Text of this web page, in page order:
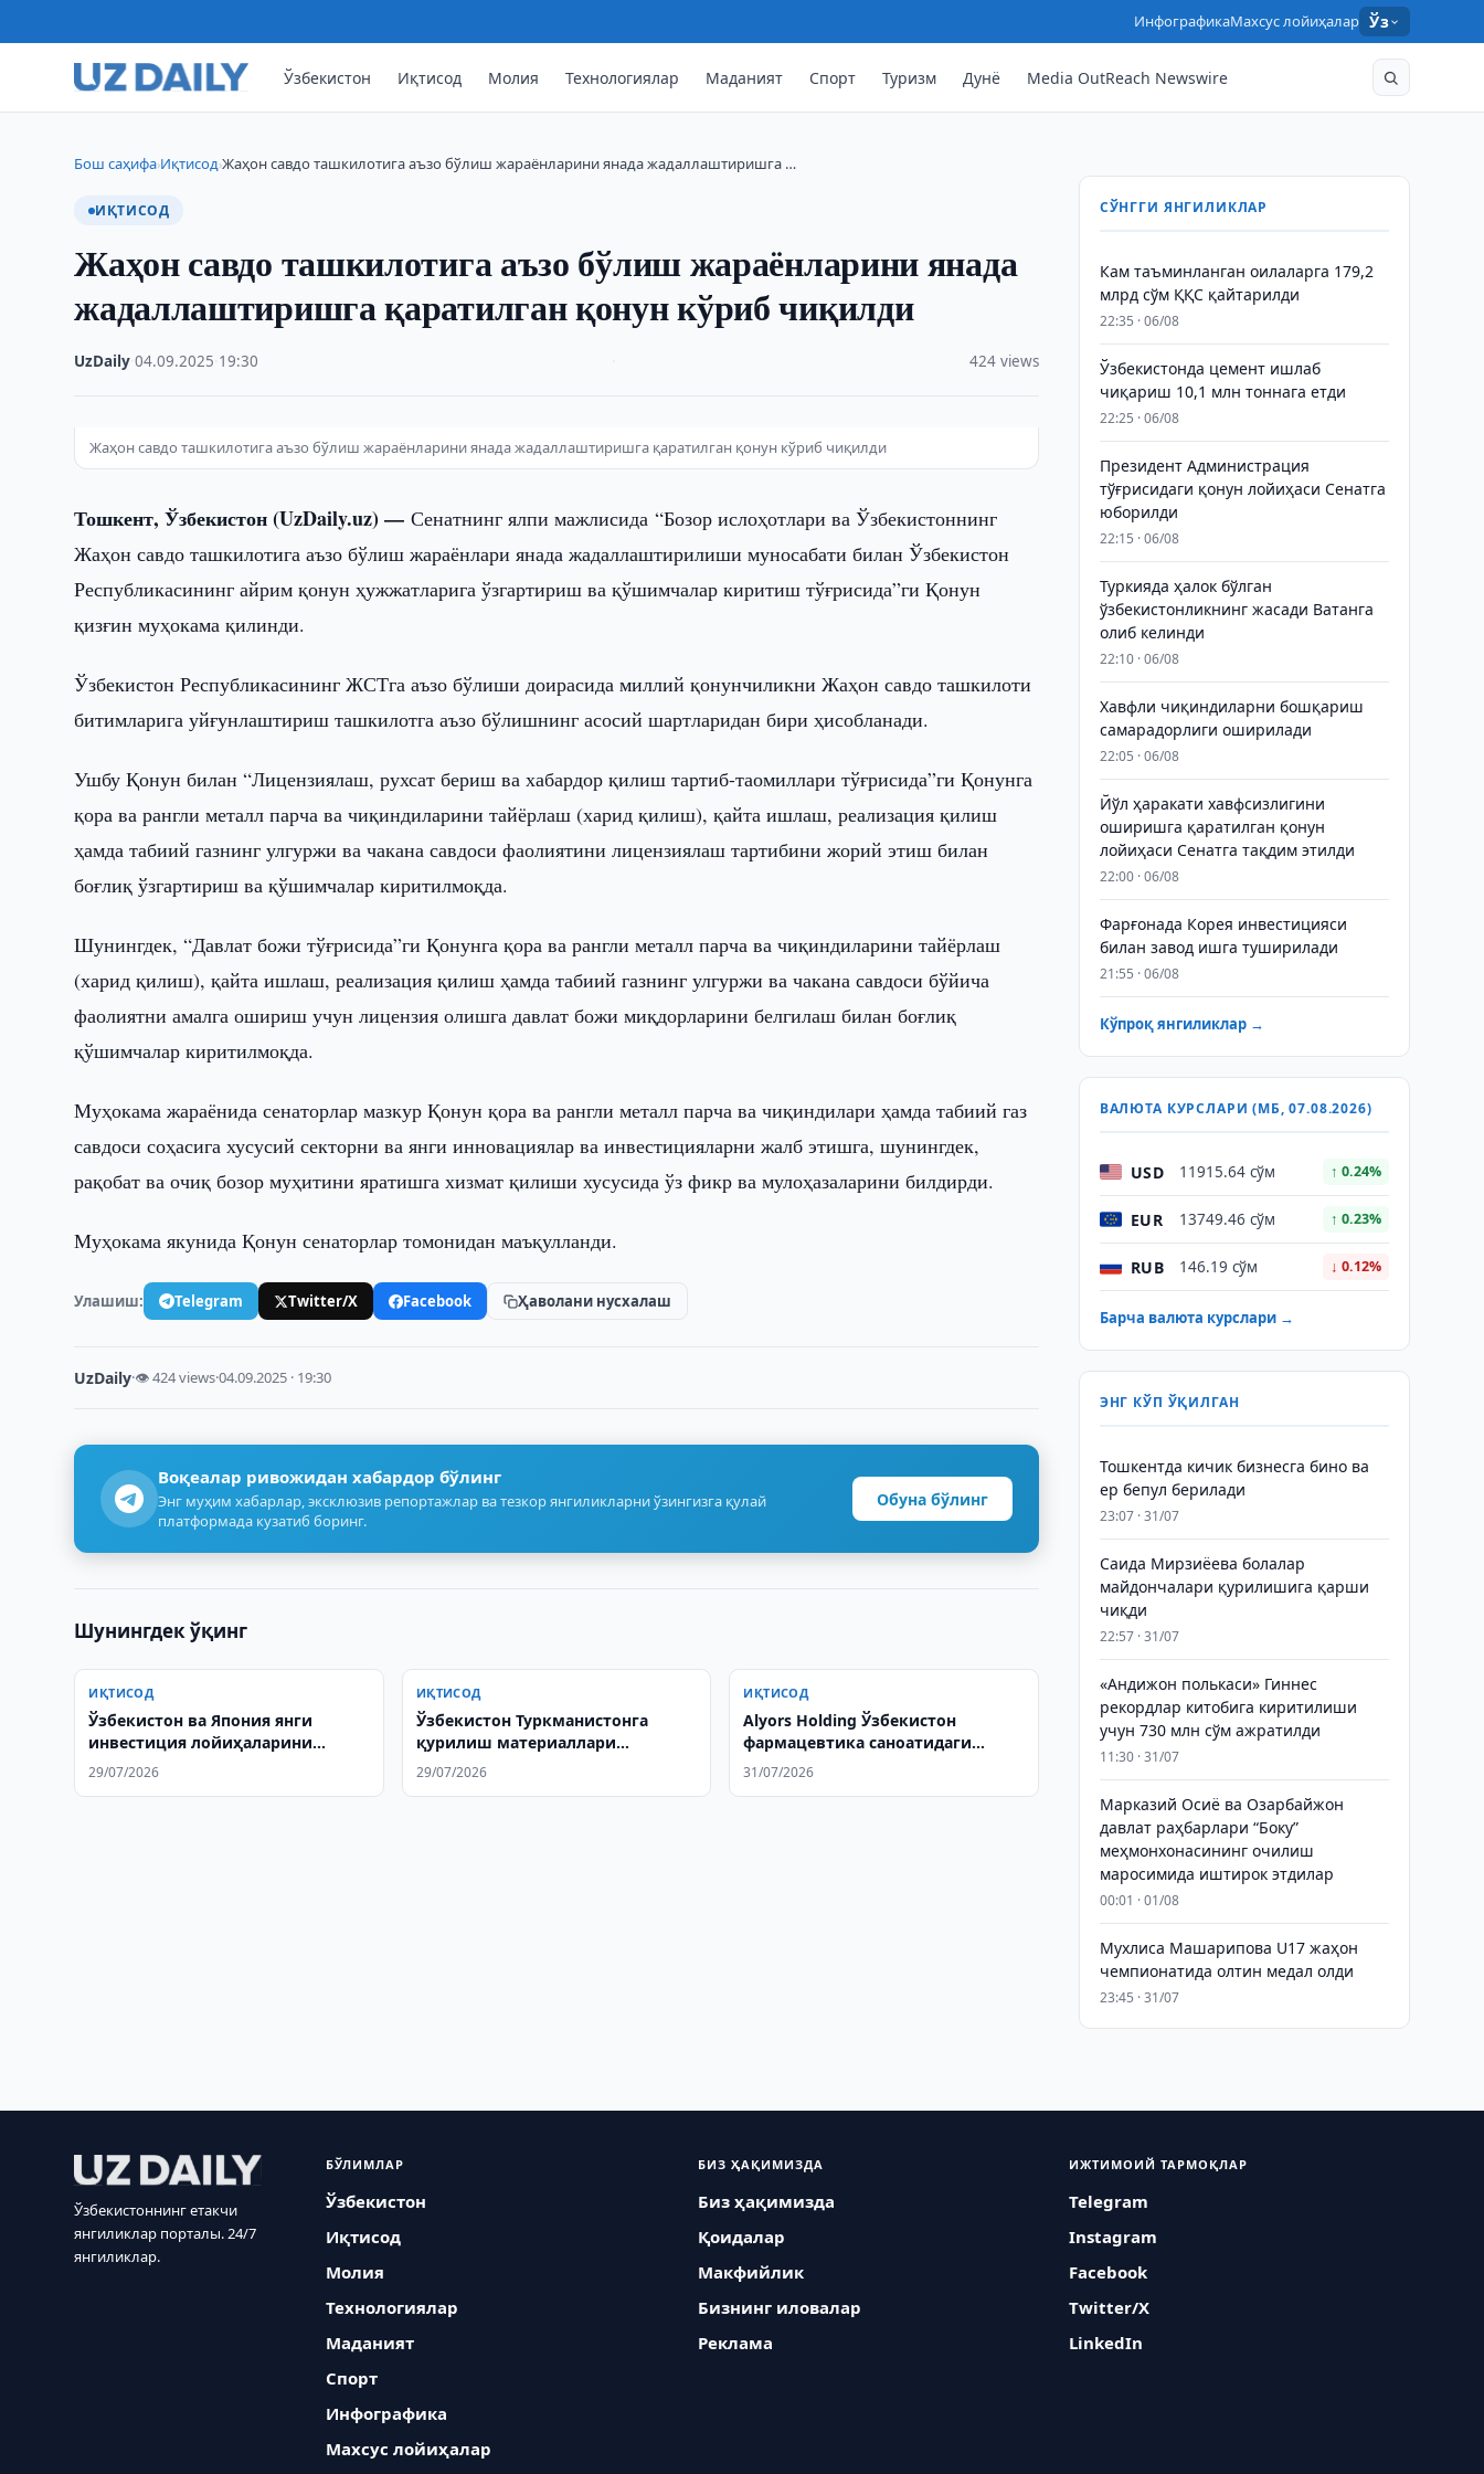
ИнфографикаМахсус лойиҳалар Ўз
Ўзбекистон Иқтисод Молия Технологиялар Маданият Спорт Туризм Дунё Media OutReach Newswire
Бош саҳифа›Иқтисод›Жаҳон савдо ташкилотига аъзо бўлиш жараёнларини янада жадаллаштиришга …
ИҚТИСОД
Жаҳон савдо ташкилотига аъзо бўлиш жараёнларини янада
жадаллаштиришга қаратилган қонун кўриб чиқилди
UzDaily ·04.09.2025 19:30 424 views
Жаҳон савдо ташкилотига аъзо бўлиш жараёнларини янада жадаллаштиришга қаратилган қонун кўриб чиқилди
Тошкент, Ўзбекистон (UzDaily.uz) —Сенатнинг ялпи мажлисида “Бозор ислоҳотлари ва Ўзбекистоннинг
Жаҳон савдо ташкилотига аъзо бўлиш жараёнлари янада жадаллаштирилиши муносабати билан Ўзбекистон
Республикасининг айрим қонун ҳужжатларига ўзгартириш ва қўшимчалар киритиш тўғрисида”ги Қонун
қизғин муҳокама қилинди.
Ўзбекистон Республикасининг ЖСТга аъзо бўлиши доирасида миллий қонунчиликни Жаҳон савдо ташкилоти
битимларига уйғунлаштириш ташкилотга аъзо бўлишнинг асосий шартларидан бири ҳисобланади.
Ушбу Қонун билан “Лицензиялаш, рухсат бериш ва хабардор қилиш тартиб-таомиллари тўғрисида”ги Қонунга
қора ва рангли металл парча ва чиқиндиларини тайёрлаш (харид қилиш), қайта ишлаш, реализация қилиш
ҳамда табиий газнинг улгуржи ва чакана савдоси фаолиятини лицензиялаш тартибини жорий этиш билан
боғлиқ ўзгартириш ва қўшимчалар киритилмоқда.
Шунингдек, “Давлат божи тўғрисида”ги Қонунга қора ва рангли металл парча ва чиқиндиларини тайёрлаш
(харид қилиш), қайта ишлаш, реализация қилиш ҳамда табиий газнинг улгуржи ва чакана савдоси бўйича
фаолиятни амалга ошириш учун лицензия олишга давлат божи миқдорларини белгилаш билан боғлиқ
қўшимчалар киритилмоқда.
Муҳокама жараёнида сенаторлар мазкур Қонун қора ва рангли металл парча ва чиқиндилари ҳамда табиий газ
савдоси соҳасига хусусий секторни ва янги инновациялар ва инвестицияларни жалб этишга, шунингдек,
рақобат ва очиқ бозор муҳитини яратишга хизмат қилиши хусусида ўз фикр ва мулоҳазаларини билдирди.
Муҳокама якунида Қонун сенаторлар томонидан маъқулланди.
Улашиш: Telegram Twitter/X Facebook Ҳаволани нусхалаш
UzDaily·👁 424 views·04.09.2025 · 19:30
Воқеалар ривожидан хабардор бўлинг
Энг муҳим хабарлар, эксклюзив репортажлар ва тезкор янгиликларни ўзингизга қулай
платформада кузатиб боринг.
Обуна бўлинг
Шунингдек ўқинг
ИҚТИСОД
Ўзбекистон ва Япония янги
инвестиция лойиҳаларини
муҳокама қилишди
29/07/2026
ИҚТИСОД
Ўзбекистон Туркманистонга
қурилиш материаллари
экспортини кенгайтирмоқда
29/07/2026
ИҚТИСОД
Alyors Holding Ўзбекистон
фармацевтика саноатидаги
лойиҳаларни ўрганмоқда
31/07/2026
СЎНГГИ ЯНГИЛИКЛАР
Кам таъминланган оилаларга 179,2
млрд сўм ҚҚС қайтарилди
22:35 · 06/08
Ўзбекистонда цемент ишлаб
чиқариш 10,1 млн тоннага етди
22:25 · 06/08
Президент Администрация
тўғрисидаги қонун лойиҳаси Сенатга
юборилди
22:15 · 06/08
Туркияда ҳалок бўлган
ўзбекистонликнинг жасади Ватанга
олиб келинди
22:10 · 06/08
Хавфли чиқиндиларни бошқариш
самарадорлиги оширилади
22:05 · 06/08
Йўл ҳаракати хавфсизлигини
оширишга қаратилган қонун
лойиҳаси Сенатга тақдим этилди
22:00 · 06/08
Фарғонада Корея инвестицияси
билан завод ишга туширилади
21:55 · 06/08
Кўпроқ янгиликлар →
ВАЛЮТА КУРСЛАРИ (МБ, 07.08.2026)
USD 11915.64 сўм ↑ 0.24%
EUR 13749.46 сўм ↑ 0.23%
RUB 146.19 сўм ↓ 0.12%
Барча валюта курслари →
ЭНГ КЎП ЎҚИЛГАН
Тошкентда кичик бизнесга бино ва
ер бепул берилади
23:07 · 31/07
Саида Мирзиёева болалар
майдончалари қурилишига қарши
чиқди
22:57 · 31/07
«Андижон полькаси» Гиннес
рекордлар китобига киритилиши
учун 730 млн сўм ажратилди
11:30 · 31/07
Марказий Осиё ва Озарбайжон
давлат раҳбарлари “Боку”
меҳмонхонасининг очилиш
маросимида иштирок этдилар
00:01 · 01/08
Мухлиса Машарипова U17 жаҳон
чемпионатида олтин медал олди
23:45 · 31/07
Ўзбекистоннинг етакчи
янгиликлар порталы. 24/7
янгиликлар.
БЎЛИМЛАР
Ўзбекистон
Иқтисод
Молия
Технологиялар
Маданият
Спорт
Инфографика
Махсус лойиҳалар
БИЗ ҲАҚИМИЗДА
Биз ҳақимизда
Қоидалар
Макфийлик
Бизнинг иловалар
Реклама
ИЖТИМОИЙ ТАРМОҚЛАР
Telegram
Instagram
Facebook
Twitter/X
LinkedIn